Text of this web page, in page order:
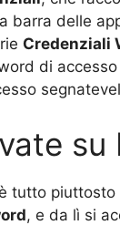
barra delle
Credenziali
di
su
tutto piuttosto
, e da lì si